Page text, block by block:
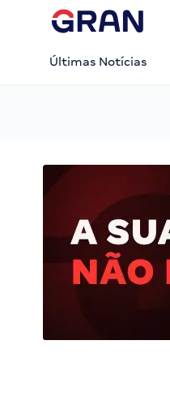
Últimas Notícias